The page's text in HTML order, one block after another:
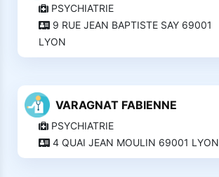
PSYCHIATRIE
9 RUE JEAN BAPTISTE SAY 69001
LYON
VARAGNAT FABIENNE
PSYCHIATRIE
4 QUAI JEAN MOULIN 69001 LYON